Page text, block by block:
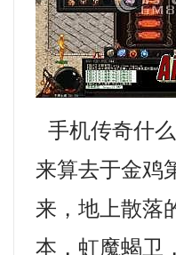
手机传奇什
来算去于金鸡
来，地上散落
本，虹魔蝎卫